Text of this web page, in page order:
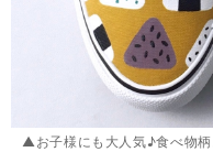
▲お子様にも大人気♪食べ物柄